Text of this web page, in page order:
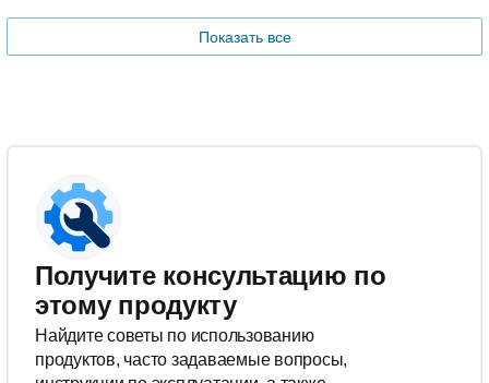
Показать все
Получите консультацию по
этому продукту
Найдите советы по использованию
продуктов, часто задаваемые вопросы,